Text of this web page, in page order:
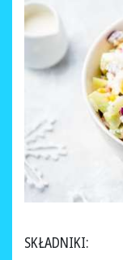
SKŁADNIKI: